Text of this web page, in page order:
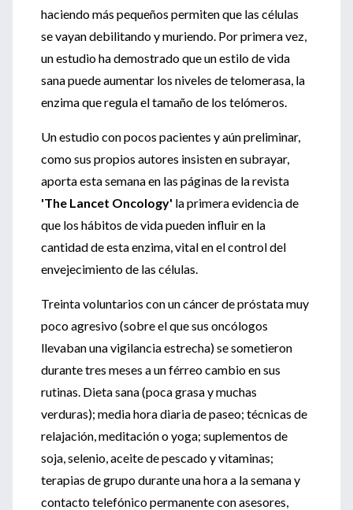
haciendo más pequeños permiten que las células
se vayan debilitando y muriendo. Por primera vez,
un estudio ha demostrado que un estilo de vida
sana puede aumentar los niveles de telomerasa, la
enzima que regula el tamaño de los telómeros.
Un estudio con pocos pacientes y aún preliminar,
como sus propios autores insisten en subrayar,
aporta esta semana en las páginas de la revista
'The Lancet Oncology' la primera evidencia de
que los hábitos de vida pueden influir en la
cantidad de esta enzima, vital en el control del
envejecimiento de las células.
Treinta voluntarios con un cáncer de próstata muy
poco agresivo (sobre el que sus oncólogos
llevaban una vigilancia estrecha) se sometieron
durante tres meses a un férreo cambio en sus
rutinas. Dieta sana (poca grasa y muchas
verduras); media hora diaria de paseo; técnicas de
relajación, meditación o yoga; suplementos de
soja, selenio, aceite de pescado y vitaminas;
terapias de grupo durante una hora a la semana y
contacto telefónico permanente con asesores,